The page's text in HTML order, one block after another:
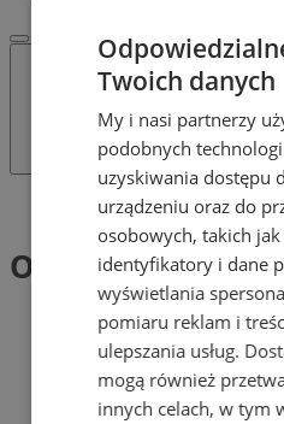
Tag: Obowiązek
Obowiązek (1)
Twoich danych
My i nasi partnerzy
podobnych
uzyskiwania dostępu
urządzeniu oraz do
osobowych, takich
identyfikatory i dane
wyświetlania
pomiaru reklam i
ulepszania usług.
mogą również
innych celach, w tym